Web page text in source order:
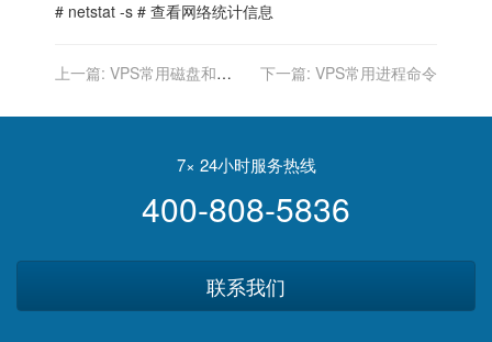
# netstat -s # 查看网络统计信息
上一篇: VPS常用磁盘和分
下一篇: VPS常用进程命令
7× 24小时服务热线
400-808-5836
联系我们